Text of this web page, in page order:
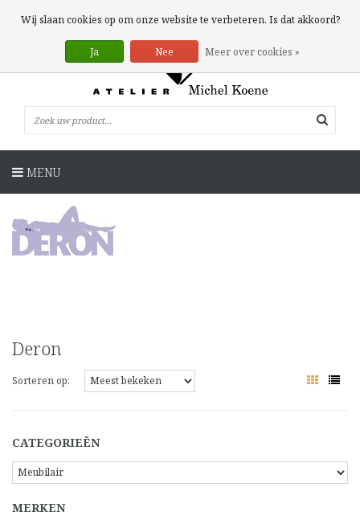
0 Artikelen
MENU
Deron
Sorteren op:
CATEGORIEËN
MERKEN
Wij slaan cookies op om onze website te verbeteren. Is dat akkoord?
Ja Nee Meer over cookies »